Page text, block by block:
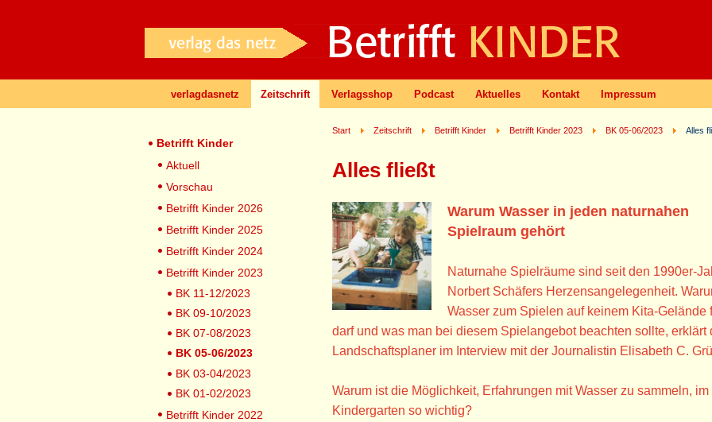
verlagdasnetz Zeitschrift Verlagsshop Podcast Aktuelles Kontakt Impressum
Start Zeitschrift Betrifft Kinder Betrifft Kinder 2023 BK 05-06/2023 Alles
Alles fließt
Warum Wasser in jeden naturnahen
Spielraum gehört
Naturnahe Spielräume sind seit den 1990er-
Norbert Schäfers Herzensangelegenheit.
Wasser zum Spielen auf keinem Kita-Gelände
darf und was man bei diesem Spielangebot beachten sollte, erklärt
Landschaftsplaner im Interview mit der Journalistin Elisabeth C.
Warum ist die Möglichkeit, Erfahrungen mit Wasser zu sammeln, im
Kindergarten so wichtig?
Betrifft Kinder
Aktuell
Vorschau
Betrifft Kinder 2026
Betrifft Kinder 2025
Betrifft Kinder 2024
Betrifft Kinder 2023
BK 11-12/2023
BK 09-10/2023
BK 07-08/2023
BK 05-06/2023
BK 03-04/2023
BK 01-02/2023
Betrifft Kinder 2022